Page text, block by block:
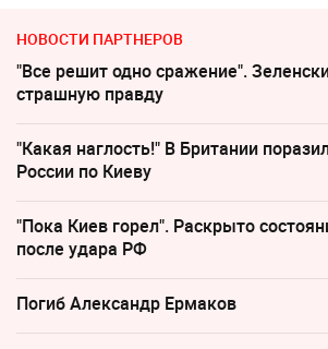
НОВОСТИ ПАРТНЕРОВ
"Все решит одно сражение".
страшную правду
"Какая наглость!" В Британии
России по Киеву
"Пока Киев горел". Раскрыто
после удара РФ
Погиб Александр Ермаков